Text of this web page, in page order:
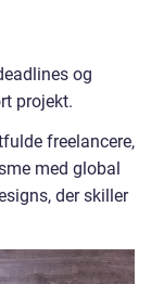
og
projekt.
freelancere,
med global
der skiller